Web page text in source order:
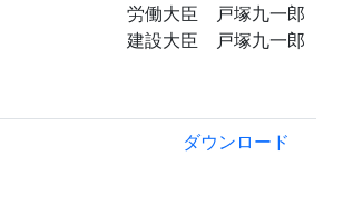
労働大臣 戸塚九一郎
建設大臣 戸塚九一郎
ダウンロード